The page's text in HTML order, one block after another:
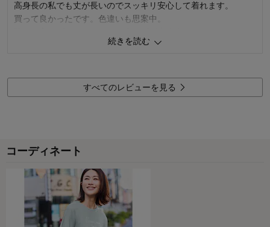
高身長の私でも丈が長いのでスッキリ安心して着れます。
買って良かったです。色違いも思案中。
品質
4.0
デザイン
4.0
おすすめ用途：
続きを読む
すべてのレビューを見る
コーディネート